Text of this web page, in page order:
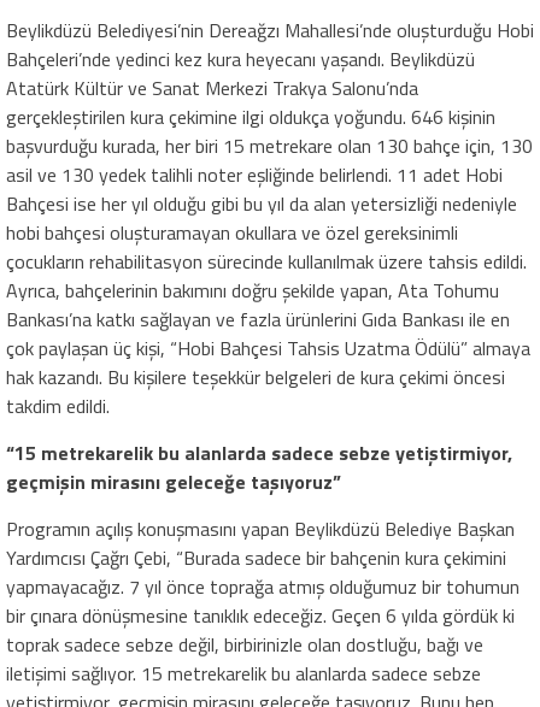
Beylikdüzü Belediyesi’nin Dereağzı Mahallesi’nde oluşturduğu Hobi
Bahçeleri’nde yedinci kez kura heyecanı yaşandı. Beylikdüzü
Atatürk Kültür ve Sanat Merkezi Trakya Salonu’nda
gerçekleştirilen kura çekimine ilgi oldukça yoğundu. 646 kişinin
başvurduğu kurada, her biri 15 metrekare olan 130 bahçe için, 130
asil ve 130 yedek talihli noter eşliğinde belirlendi. 11 adet Hobi
Bahçesi ise her yıl olduğu gibi bu yıl da alan yetersizliği nedeniyle
hobi bahçesi oluşturamayan okullara ve özel gereksinimli
çocukların rehabilitasyon sürecinde kullanılmak üzere tahsis edildi.
Ayrıca, bahçelerinin bakımını doğru şekilde yapan, Ata Tohumu
Bankası’na katkı sağlayan ve fazla ürünlerini Gıda Bankası ile en
çok paylaşan üç kişi, “Hobi Bahçesi Tahsis Uzatma Ödülü” almaya
hak kazandı. Bu kişilere teşekkür belgeleri de kura çekimi öncesi
takdim edildi.
“15 metrekarelik bu alanlarda sadece sebze yetiştirmiyor,
geçmişin mirasını geleceğe taşıyoruz”
Programın açılış konuşmasını yapan Beylikdüzü Belediye Başkan
Yardımcısı Çağrı Çebi, “Burada sadece bir bahçenin kura çekimini
yapmayacağız. 7 yıl önce toprağa atmış olduğumuz bir tohumun
bir çınara dönüşmesine tanıklık edeceğiz. Geçen 6 yılda gördük ki
toprak sadece sebze değil, birbirinizle olan dostluğu, bağı ve
iletişimi sağlıyor. 15 metrekarelik bu alanlarda sadece sebze